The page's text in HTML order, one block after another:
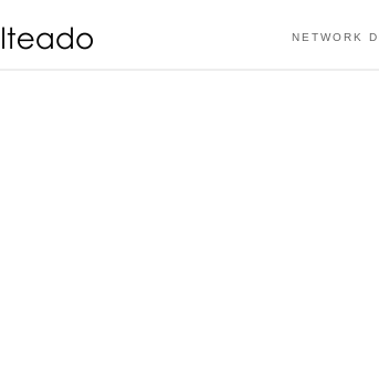
NETWORK